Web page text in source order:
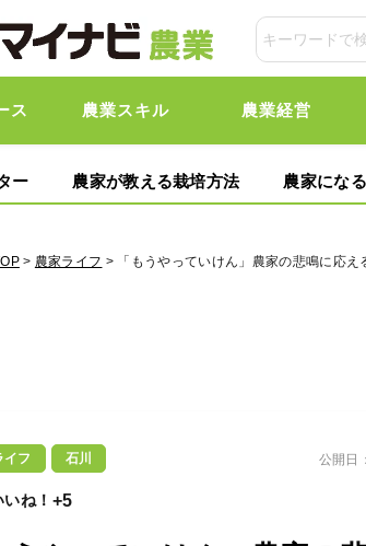
ス 農業スキル 農業経営
ー 農家が教える栽培方法 農家にな
> 農家ライフ > 「もうやっていけん」農家の悲鳴に応え
イフ 石川
+5
公開日